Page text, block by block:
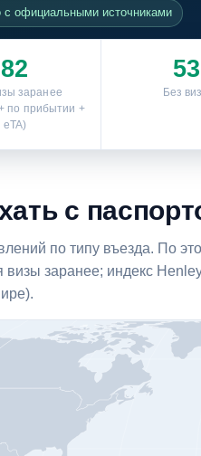
с официальными источниками
82
заранее
по прибытии +
eTA)
53
Без
с
по типу въезда. По
заранее; индекс